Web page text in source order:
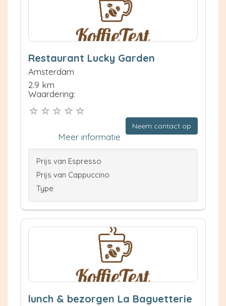
Restaurant Lucky Garden
Amsterdam
2.9 km
Waardering:
Neem contact op
Meer informatie
Prijs van Espresso
Prijs van Cappuccino
Type
lunch & bezorgen La Baguetterie